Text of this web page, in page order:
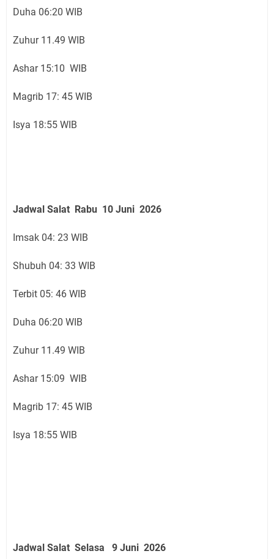
Duha 06:20 WIB
Zuhur 11.49 WIB
Ashar 15:10 WIB
Magrib 17: 45 WIB
Isya 18:55 WIB
Jadwal Salat Rabu 10 Juni 2026
Imsak 04: 23 WIB
Shubuh 04: 33 WIB
Terbit 05: 46 WIB
Duha 06:20 WIB
Zuhur 11.49 WIB
Ashar 15:09 WIB
Magrib 17: 45 WIB
Isya 18:55 WIB
Jadwal Salat Selasa 9 Juni 2026